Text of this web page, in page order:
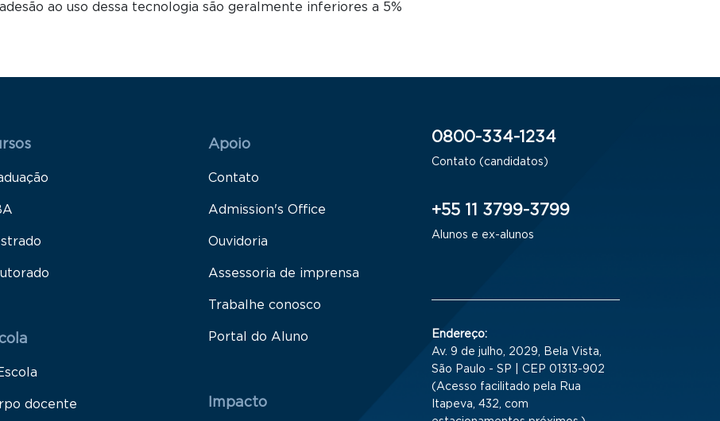
ao uso dessa tecnologia são geralmente inferiores a 5%
Rodapé 1
docente
Rodapé 2
Apoio
Contato
Admission's Office
Ouvidoria
Assessoria de imprensa
Trabalhe conosco
Portal do Aluno
Impacto
0800-334-1234
Contato (candidatos)
+55 11 3799-3799
Alunos e ex-alunos
Endereço:
Av. 9 de julho, 2029, Bela Vista,
São Paulo - SP | CEP 01313-902
(Acesso facilitado pela Rua
Itapeva, 432, com